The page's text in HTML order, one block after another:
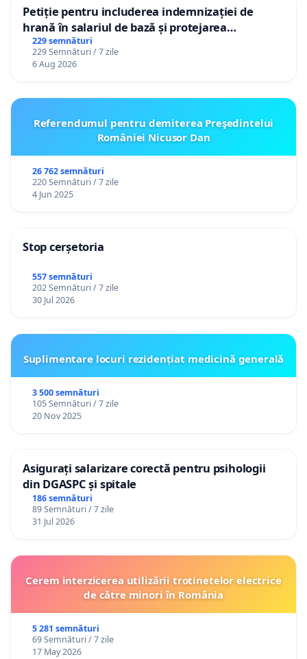
Petiție pentru includerea indemnizației de
hrană în salariul de bază și protejarea
gradațiilor de vechime pentru asistenții
personali
229 semnături
229 Semnături / 7 zile
6 Aug 2026
Referendumul pentru demiterea Preşedintelui
României Nicusor Dan
26 762 semnături
220 Semnături / 7 zile
4 Jun 2025
Stop cerșetoria
557 semnături
202 Semnături / 7 zile
30 Jul 2026
Suplimentare locuri rezidențiat medicină generală
3 500 semnături
105 Semnături / 7 zile
20 Nov 2025
Asigurați salarizare corectă pentru psihologii
din DGASPC și spitale
186 semnături
89 Semnături / 7 zile
31 Jul 2026
Cerem interzicerea utilizării trotinetelor electrice
de către minori în România
5 281 semnături
69 Semnături / 7 zile
17 May 2026